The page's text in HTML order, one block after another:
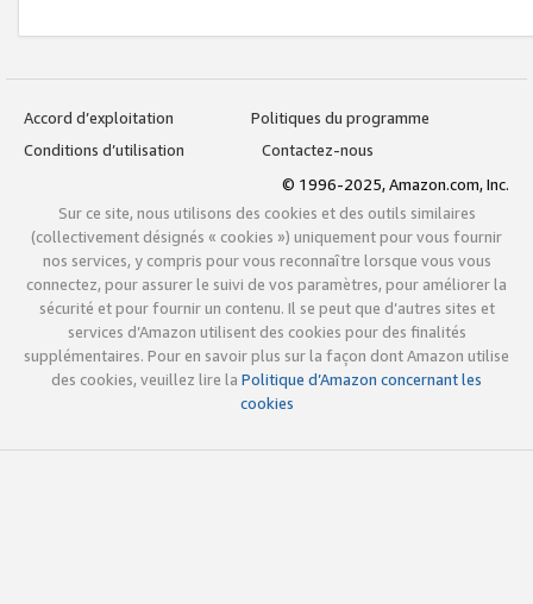
Accord d’exploitation
Politiques du programme
Conditions d’utilisation
Contactez-nous
© 1996-2025, Amazon.com, Inc.
Sur ce site, nous utilisons des cookies et des outils similaires
(collectivement désignés « cookies ») uniquement pour vous fournir
nos services, y compris pour vous reconnaître lorsque vous vous
connectez, pour assurer le suivi de vos paramètres, pour améliorer la
sécurité et pour fournir un contenu. Il se peut que d’autres sites et
services d’Amazon utilisent des cookies pour des finalités
supplémentaires. Pour en savoir plus sur la façon dont Amazon utilise
des cookies, veuillez lire la Politique d’Amazon concernant les
cookies